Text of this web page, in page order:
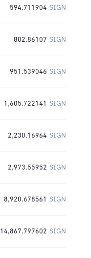
594.711904 SIGN
802.86107 SIGN
951.539046 SIGN
1,605.722141 SIGN
2,230.16964 SIGN
2,973.55952 SIGN
8,920.678561 SIGN
14,867.797602 SIGN